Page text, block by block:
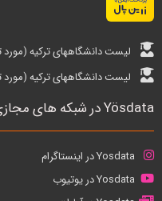
لیست دانشگاههای ترکیه (مورد تایید
لیست دانشگاههای ترکیه (مورد تایید
Yösdata در شبکه های مجازی
Yosdata در اینستاگرام
Yosdata در یوتیوب